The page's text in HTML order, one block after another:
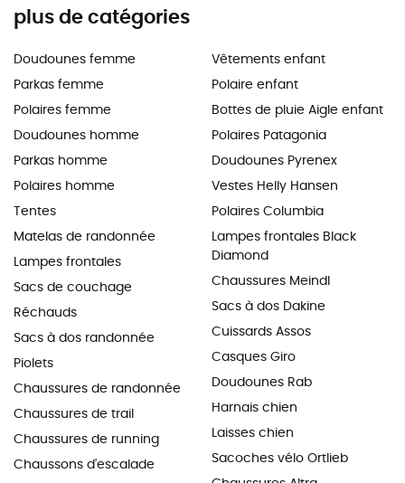
plus de catégories
Doudounes femme
Parkas femme
Polaires femme
Doudounes homme
Parkas homme
Polaires homme
Tentes
Matelas de randonnée
Lampes frontales
Sacs de couchage
Réchauds
Sacs à dos randonnée
Piolets
Chaussures de randonnée
Chaussures de trail
Chaussures de running
Chaussons d'escalade
Vêtements enfant
Polaire enfant
Bottes de pluie Aigle enfant
Polaires Patagonia
Doudounes Pyrenex
Vestes Helly Hansen
Polaires Columbia
Lampes frontales Black
Diamond
Chaussures Meindl
Sacs à dos Dakine
Cuissards Assos
Casques Giro
Doudounes Rab
Harnais chien
Laisses chien
Sacoches vélo Ortlieb